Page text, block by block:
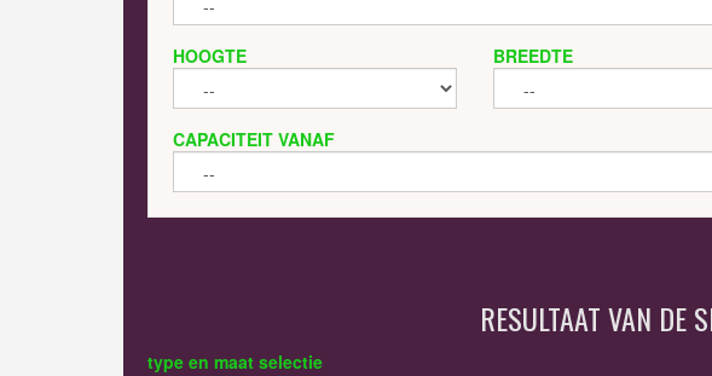
HOOGTE BREEDTE
CAPACITEIT VANAF
RESULTAAT VAN DE
type en maat selectie